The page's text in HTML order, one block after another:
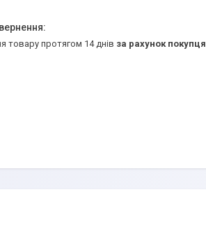
товару протягом 14 днів за рахунок покупця